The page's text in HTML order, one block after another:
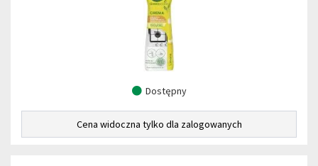
Dostępny
Cena widoczna tylko dla zalogowanych